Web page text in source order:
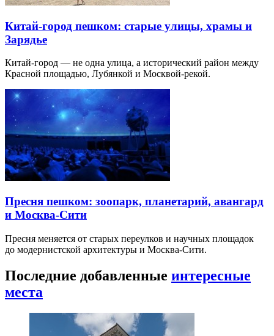
Китай-город пешком: старые улицы, храмы и
Зарядье
Китай-город — не одна улица, а исторический район между
Красной площадью, Лубянкой и Москвой-рекой.
Пресня пешком: зоопарк, планетарий, авангард
и Москва-Сити
Пресня меняется от старых переулков и научных площадок
до модернистской архитектуры и Москва-Сити.
Последние добавленные интересные
места